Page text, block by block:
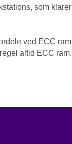
som
ved ECC
altid ECC ram.